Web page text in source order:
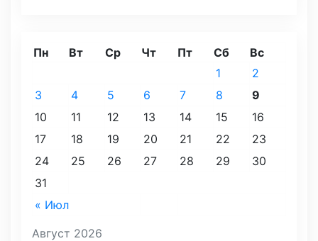
Август 2026
Пн Вт Ср Чт Пт Сб Вс
« Июл
1
2
3
4 5 6 7 8
9
10
11 12 13 14 15
16
17
18 19 20 21 22
23
24
25 26 27 28 29
30
31